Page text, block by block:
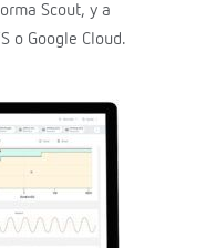
Scout, y a
o Google Cloud.